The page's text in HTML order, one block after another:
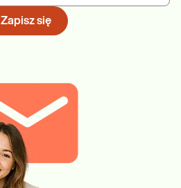
Zapisz się